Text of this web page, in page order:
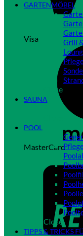
Visa
MasterCard
GARTENMÖBEL
Grill
Close
SAUNA
POOL
Close
TIPPS & TRICKS